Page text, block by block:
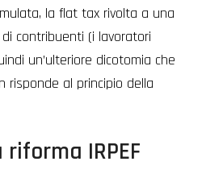
la flat tax rivolta a una
contribuenti (i lavoratori
un’ulteriore dicotomia che
risponde al principio della
IRPEF